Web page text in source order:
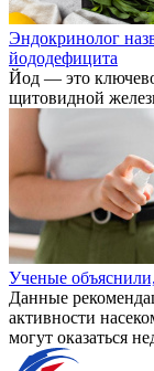
Эндокринолог
йододефицита
Йод — это
щитовидной
Ученые
Данные
активности
могут оказаться